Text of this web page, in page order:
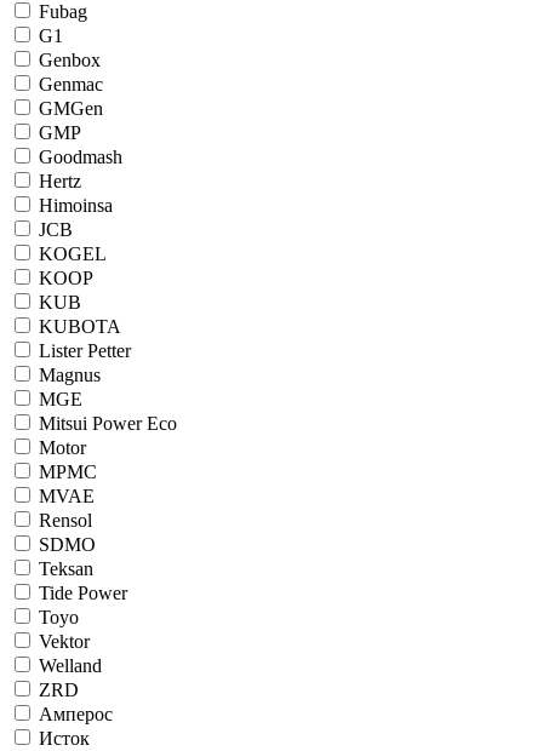
Fubag
G1
Genbox
Genmac
GMGen
GMP
Goodmash
Hertz
Himoinsa
JCB
KOGEL
KOOP
KUB
KUBOTA
Lister Petter
Magnus
MGE
Mitsui Power Eco
Motor
MPMC
MVAE
Rensol
SDMO
Teksan
Tide Power
Toyo
Vektor
Welland
ZRD
Амперос
Исток